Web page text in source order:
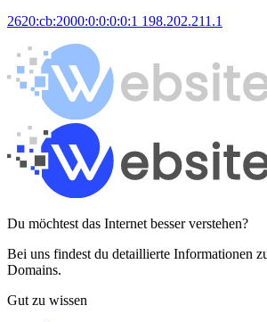
2620:cb:2000:0:0:0:0:1 198.202.211.1
Du möchtest das Internet besser verstehen?
Bei uns findest du detaillierte Informationen
Domains.
Gut zu wissen